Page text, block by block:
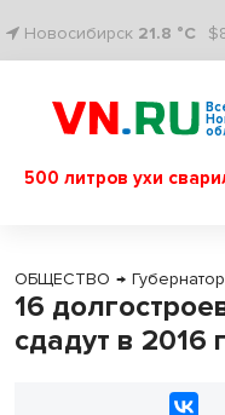
Новосибирск 21.8 °C
500 литров ухи
ОБЩЕСТВО → Губернатор
16
сдадут в 2016